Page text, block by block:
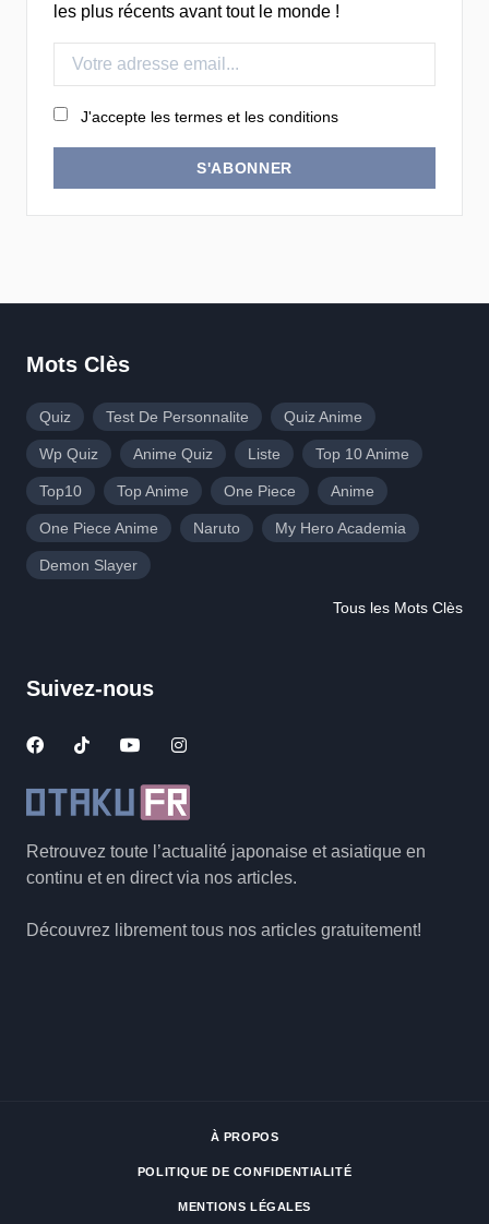
les plus récents avant tout le monde !
J'accepte les termes et les conditions
S'ABONNER
Retrouvez toute l’actualité japonaise et asiatique en
continu et en direct via nos articles.
Découvrez librement tous nos articles gratuitement!
Mots Clès
Quiz Test De Personnalite Quiz Anime
Wp Quiz Anime Quiz Liste Top 10 Anime
Top10 Top Anime One Piece Anime
One Piece Anime Naruto My Hero Academia
Demon Slayer
Tous les Mots Clès
Suivez-nous
À PROPOS
POLITIQUE DE CONFIDENTIALITÉ
MENTIONS LÉGALES